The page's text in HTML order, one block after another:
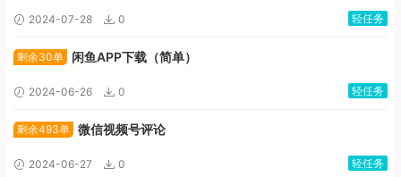
2024-07-28 0 轻任务
剩余30单 闲鱼APP下载（简单）
2024-06-26 0 轻任务
剩余493单 微信视频号评论
2024-06-27 0 轻任务